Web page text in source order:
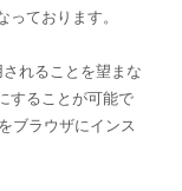
ております。
れることを望まな
することが可能で
ブラウザにインス